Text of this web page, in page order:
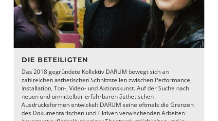
DIE BETEILIGTEN
Das 2018 gegründete Kollektiv DARUM bewegt sich an
zahlreichen ästhetischen Schnittstellen zwischen Performance,
Installation, Ton-, Video- und Aktionskunst. Auf der Suche nach
neuen und unmittelbar erfahrbaren ästhetischen
Ausdrucksformen entwickelt DARUM seine oftmals die Grenzen
des Dokumentarischen und Fiktiven verwischenden Arbeiten